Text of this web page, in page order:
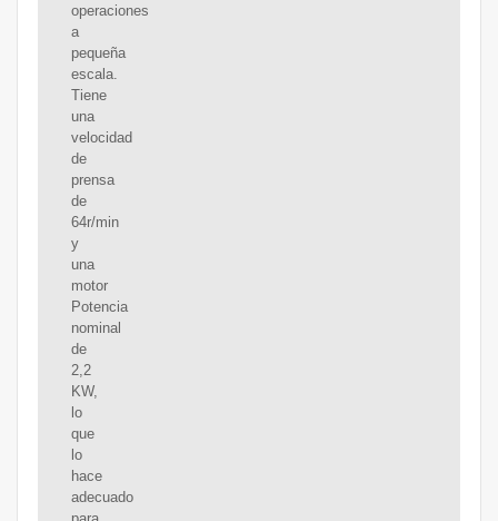
operaciones
a
pequeña
escala.
Tiene
una
velocidad
de
prensa
de
64r/min
y
una
motor
Potencia
nominal
de
2,2
KW,
lo
que
lo
hace
adecuado